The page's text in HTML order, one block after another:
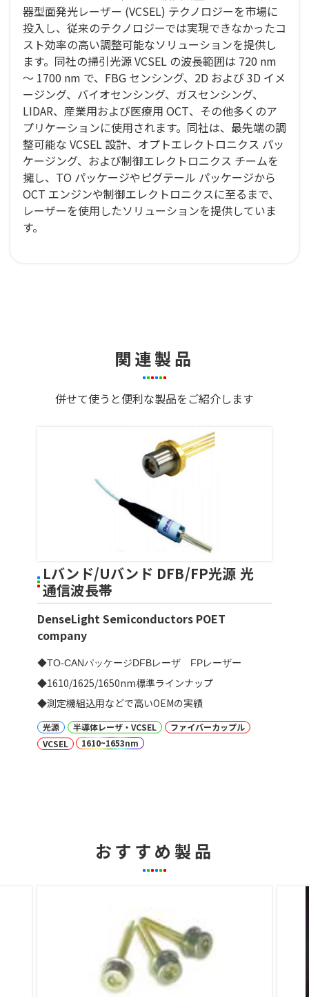
器型面発光レーザー (VCSEL) テクノロジーを市場に
投入し、従来のテクノロジーでは実現できなかったコ
スト効率の高い調整可能なソリューションを提供し
ます。同社の掃引光源 VCSEL の波長範囲は 720 nm
～ 1700 nm で、FBG センシング、2D および 3D イメ
ージング、バイオセンシング、ガスセンシング、
LIDAR、産業用および医療用 OCT、その他多くのア
プリケーションに使用されます。同社は、最先端の調
整可能な VCSEL 設計、オプトエレクトロニクス パッ
ケージング、および制御エレクトロニクス チームを
擁し、TO パッケージやピグテール パッケージから
OCT エンジンや制御エレクトロニクスに至るまで、
レーザーを使用したソリューションを提供していま
す。
関連製品
併せて使うと便利な製品をご紹介します
Lバンド/Uバンド DFB/FP光源 光
通信波長帯
DenseLight Semiconductors POET
company
◆TO-CANパッケージDFBレーザ FPレーザー
◆1610/1625/1650nm標準ラインナップ
◆測定機組込用などで高いOEMの実績
光源 半導体レーザ・VCSEL
ファイバーカップル
VCSEL
1610~1653nm
おすすめ製品